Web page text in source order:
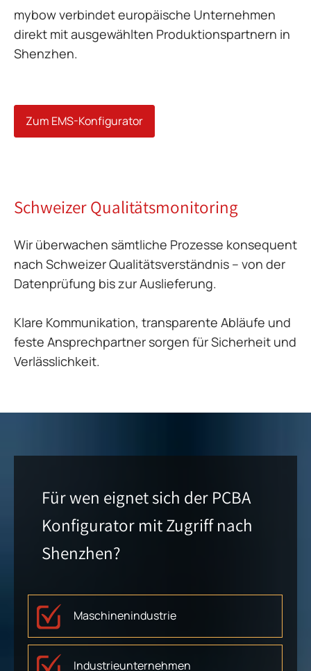
mybow verbindet europäische Unternehmen
direkt mit ausgewählten Produktionspartnern in
Shenzhen.
Zum EMS-Konfigurator
Schweizer Qualitätsmonitoring
Wir überwachen sämtliche Prozesse konsequent
nach Schweizer Qualitätsverständnis – von der
Datenprüfung bis zur Auslieferung.
Klare Kommunikation, transparente Abläufe und
feste Ansprechpartner sorgen für Sicherheit und
Verlässlichkeit.
Für wen eignet sich der PCBA
Konfigurator mit Zugriff nach
Shenzhen?
Maschinenindustrie
Industrieunternehmen